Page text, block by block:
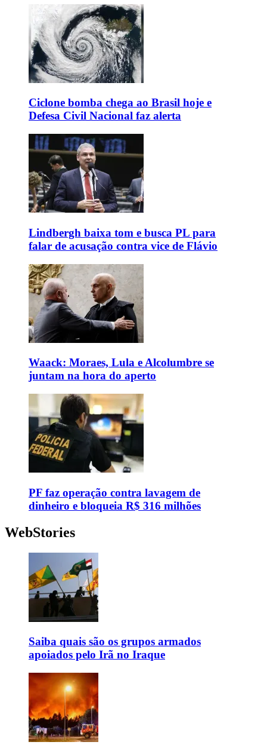
Ciclone bomba chega ao Brasil hoje e
Defesa Civil Nacional faz alerta
Lindbergh baixa tom e busca PL para
falar de acusação contra vice de Flávio
Waack: Moraes, Lula e Alcolumbre se
juntam na hora do aperto
PF faz operação contra lavagem de
dinheiro e bloqueia R$ 316 milhões
WebStories
Saiba quais são os grupos armados
apoiados pelo Irã no Iraque